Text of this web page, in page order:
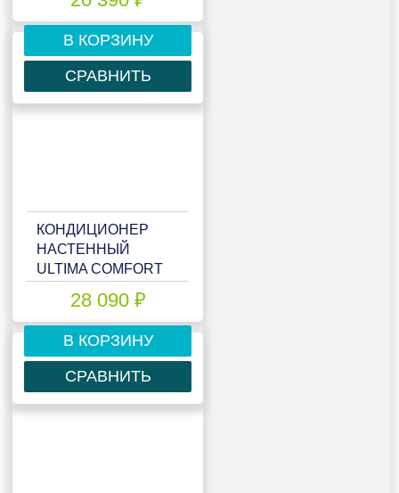
В КОРЗИНУ
СРАВНИТЬ
КОНДИЦИОНЕР
НАСТЕННЫЙ
ULTIMA COMFORT
28 090 ₽
В КОРЗИНУ
СРАВНИТЬ